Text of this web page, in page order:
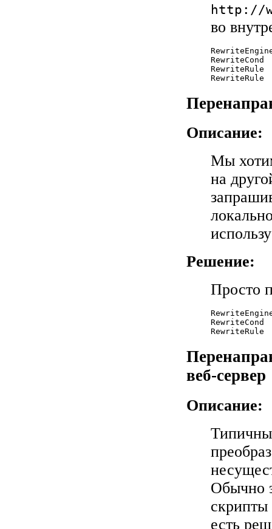
http://
во
RewriteCond
RewriteRule
Описание:
Мы
на
Решение:
Просто
RewriteCond
веб-сервер
Описание:
Обычно
есть